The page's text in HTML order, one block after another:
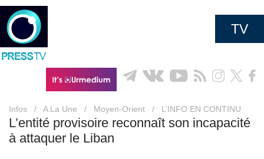
TV
Infos / A La Une / Moyen-Orient / L’INFO EN CONTINU
L’entité provisoire reconnaît son incapacité
à attaquer le Liban